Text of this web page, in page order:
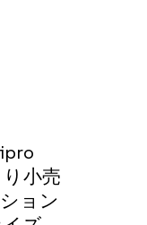
り小売
ョン